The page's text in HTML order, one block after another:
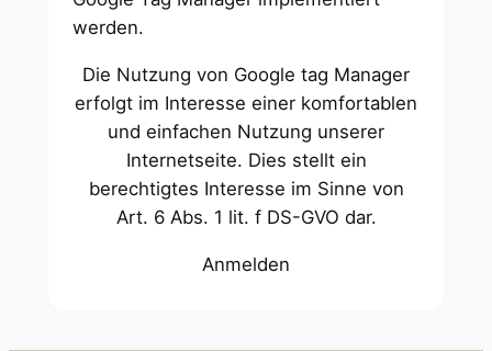
werden.
Die Nutzung von Google tag Manager
erfolgt im Interesse einer komfortablen
und einfachen Nutzung unserer
Internetseite. Dies stellt ein
berechtigtes Interesse im Sinne von
Art. 6 Abs. 1 lit. f DS-GVO dar.
Anmelden